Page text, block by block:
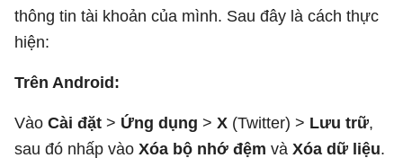
thông tin tài khoản của mình. Sau đây là cách thực
hiện:
Trên Android:
Vào Cài đặt > Ứng dụng > X (Twitter) > Lưu trữ,
sau đó nhấp vào Xóa bộ nhớ đệm và Xóa dữ liệu.